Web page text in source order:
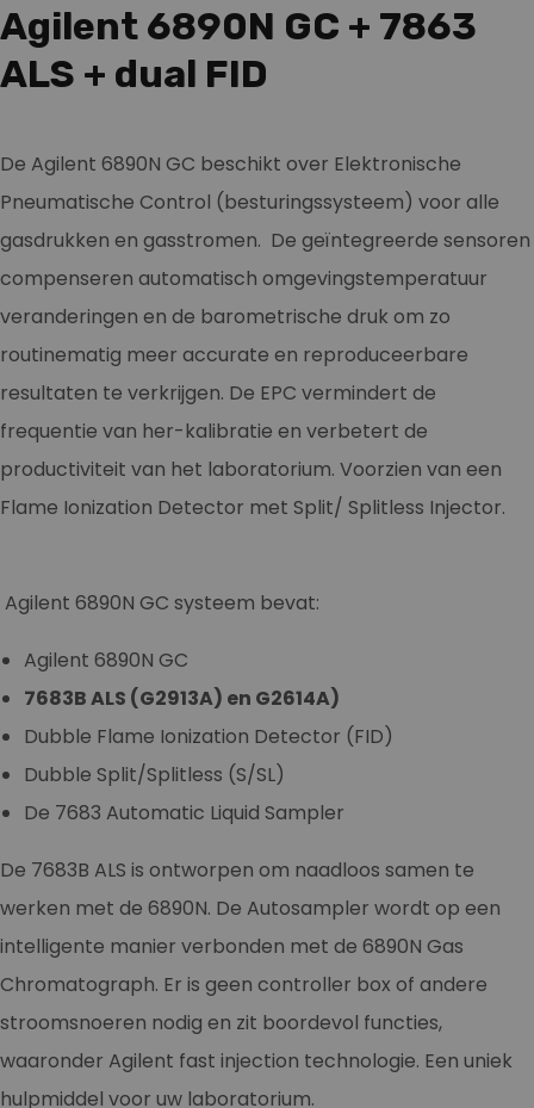
Agilent 6890N GC + 7863
ALS + dual FID
De Agilent 6890N GC beschikt over Elektronische
Pneumatische Control (besturingssysteem) voor alle
gasdrukken en gasstromen. De geïntegreerde sensoren
compenseren automatisch omgevingstemperatuur
veranderingen en de barometrische druk om zo
routinematig meer accurate en reproduceerbare
resultaten te verkrijgen. De EPC vermindert de
frequentie van her-kalibratie en verbetert de
productiviteit van het laboratorium. Voorzien van een
Flame Ionization Detector met Split/ Splitless Injector.
Agilent 6890N GC systeem bevat:
Agilent 6890N GC
7683B ALS (G2913A) en G2614A)
Dubble Flame Ionization Detector (FID)
Dubble Split/Splitless (S/SL)
De 7683 Automatic Liquid Sampler
De 7683B ALS is ontworpen om naadloos samen te
werken met de 6890N. De Autosampler wordt op een
intelligente manier verbonden met de 6890N Gas
Chromatograph. Er is geen controller box of andere
stroomsnoeren nodig en zit boordevol functies,
waaronder Agilent fast injection technologie. Een uniek
hulpmiddel voor uw laboratorium.